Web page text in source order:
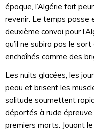
époque, l’Algérie fait
revenir. Le temps passe
deuxième convoi pour
qu’il ne subira pas le
enchaînés comme des
Les nuits glacées, les
peau et brisent les
solitude soumettent
déportés à rude
premiers morts. Jouant